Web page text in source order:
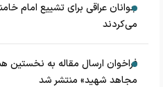
جوانان عراقی برای تشییع امام
می‌کردند
فراخوان ارسال مقاله به نخستین
مجاهد شهید» منتشر شد